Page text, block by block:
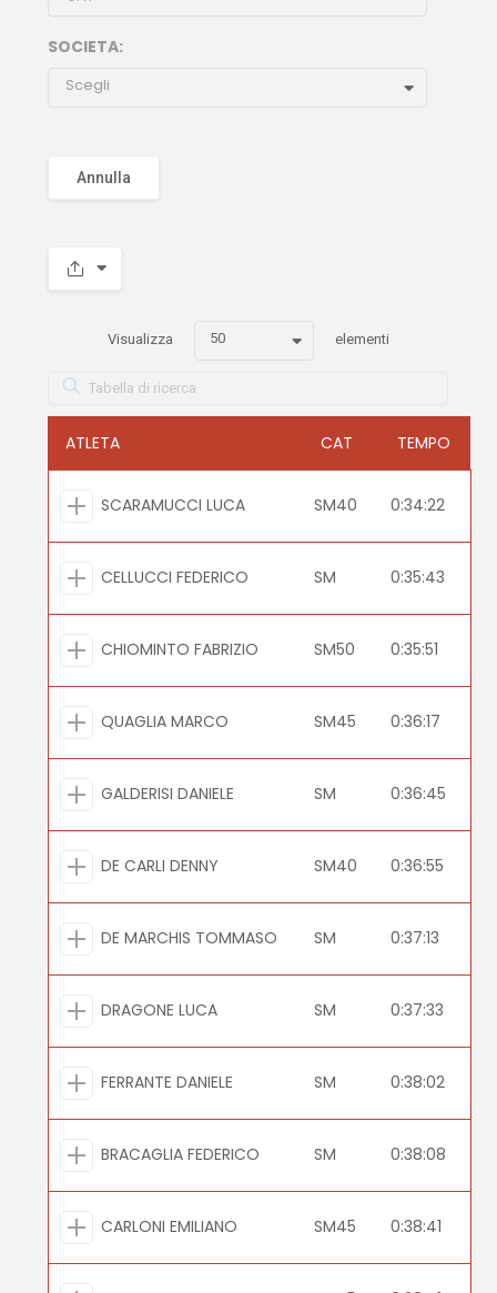
SOCIETA:
Scegli
Annulla
Visualizza 50 elementi
ATLETA CAT TEMPO
SCARAMUCCI LUCA SM40 0:34:22
CELLUCCI FEDERICO SM 0:35:43
CHIOMINTO FABRIZIO SM50 0:35:51
QUAGLIA MARCO SM45 0:36:17
GALDERISI DANIELE SM 0:36:45
DE CARLI DENNY SM40 0:36:55
DE MARCHIS TOMMASO SM 0:37:13
DRAGONE LUCA SM 0:37:33
FERRANTE DANIELE SM 0:38:02
BRACAGLIA FEDERICO SM 0:38:08
CARLONI EMILIANO SM45 0:38:41